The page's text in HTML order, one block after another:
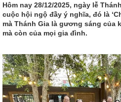
Hôm nay 28/12/2025, ngày lễ
cuộc hội ngộ đầy ý nghĩa, đó là
mà Thánh Gia là gương sáng của
mà còn của mọi gia đình.